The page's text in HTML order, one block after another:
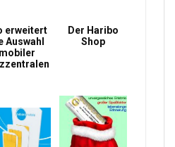
erweitert
Auswahl
mobiler
Der Haribo
Shop